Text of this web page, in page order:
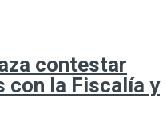
contestar
con la Fiscalía y